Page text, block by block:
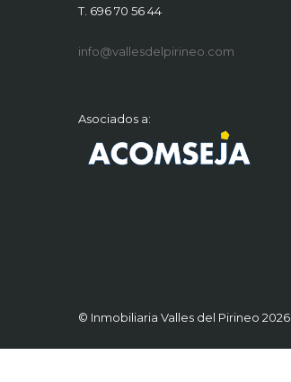
T. 696 70 56 44
info@vallesdelpirineo.com
Asociados a:
© Inmobiliaria Valles del Pirineo 2026